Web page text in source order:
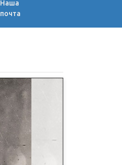
Наша
почта